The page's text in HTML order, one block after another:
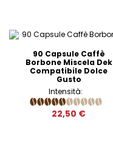
90 Capsule Caffè
Borbone Miscela Dek
Compatibile Dolce
Gusto
Intensità:
22,50 €